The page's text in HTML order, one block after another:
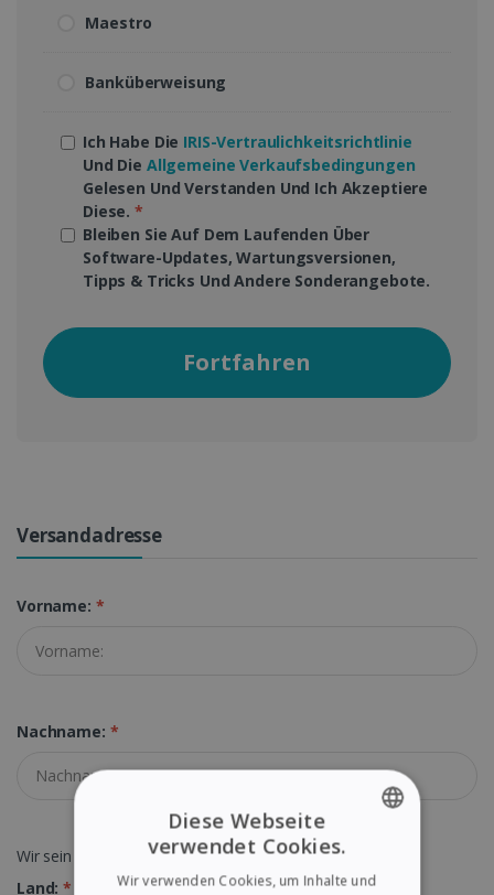
Maestro
Banküberweisung
Ich Habe Die IRIS-Vertraulichkeitsrichtlinie
Und Die Allgemeine Verkaufsbedingungen
Gelesen Und Verstanden Und Ich Akzeptiere
Diese. *
Bleiben Sie Auf Dem Laufenden Über
Software-Updates, Wartungsversionen,
Tipps & Tricks Und Andere Sonderangebote.
Fortfahren
Versandadresse
Vorname: *
Nachname: *
Wir sein ein Unternehmen mit gültiger USt-IdNr.
Land:*
ENGLISH
FRENCH
Diese Webseite
verwendet Cookies.
Wir verwenden Cookies, um Inhalte und